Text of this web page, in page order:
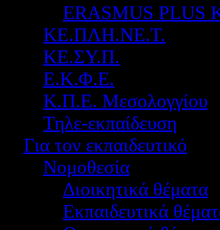
ERASMUS
ΚΕ.ΠΛΗ.ΝΕ.Τ.
ΚΕ.ΣΥ.Π.
Ε.Κ.Φ.Ε.
Κ.Π.Ε. Μεσολογγίου
Τηλε-εκπαίδευση
Για τον εκπαιδευτικό
Νομοθεσία
Διοικητικά θέματα
Εκπαιδευτικά